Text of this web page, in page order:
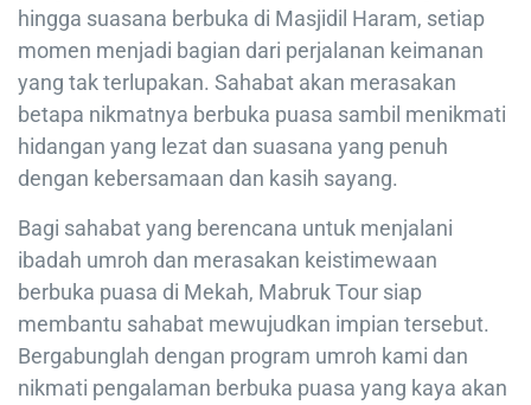
hingga suasana berbuka di Masjidil Haram, setiap
momen menjadi bagian dari perjalanan keimanan
yang tak terlupakan. Sahabat akan merasakan
betapa nikmatnya berbuka puasa sambil menikmati
hidangan yang lezat dan suasana yang penuh
dengan kebersamaan dan kasih sayang.
Bagi sahabat yang berencana untuk menjalani
ibadah umroh dan merasakan keistimewaan
berbuka puasa di Mekah, Mabruk Tour siap
membantu sahabat mewujudkan impian tersebut.
Bergabunglah dengan program umroh kami dan
nikmati pengalaman berbuka puasa yang kaya akan